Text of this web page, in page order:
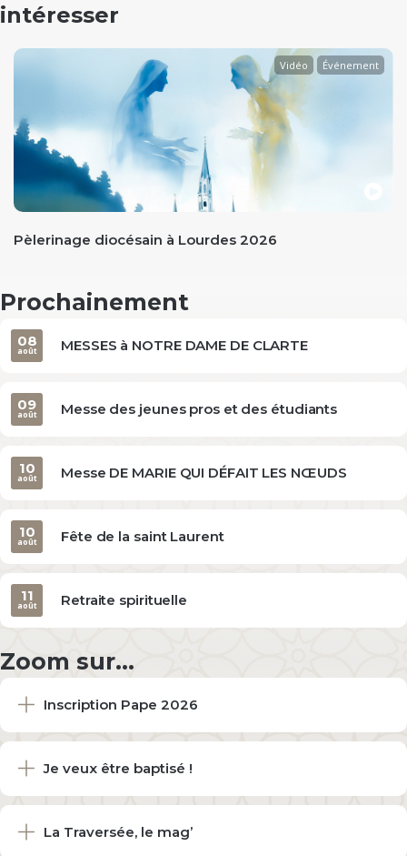
intéresser
Vidéo Événement
Pèlerinage diocésain à Lourdes 2026
Prochainement
MESSES à NOTRE DAME DE CLARTE
08
août
Messe des jeunes pros et des étudiants
09
août
Messe DE MARIE QUI DÉFAIT LES NŒUDS
10
août
Fête de la saint Laurent
10
août
Retraite spirituelle
11
août
Zoom sur...
Inscription Pape 2026
Je veux être baptisé !
La Traversée, le mag’